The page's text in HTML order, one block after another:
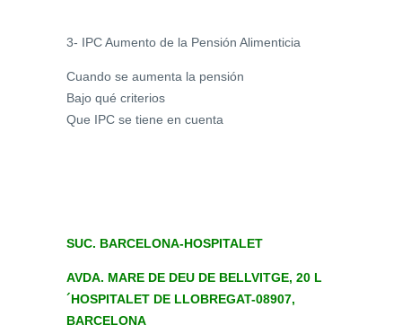
3- IPC Aumento de la Pensión Alimenticia
Cuando se aumenta la pensión
Bajo qué criterios
Que IPC se tiene en cuenta
SUC. BARCELONA-HOSPITALET
AVDA. MARE DE DEU DE BELLVITGE, 20 L
´HOSPITALET DE LLOBREGAT-08907,
BARCELONA